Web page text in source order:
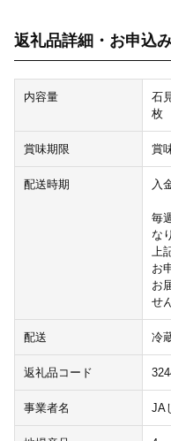
返礼品詳細・お申込
内容量
石
枚
賞味期限 賞
配送時期 入
毎
な
上
お
お
せ
配送 冷
返礼品コード
事業者名 JA